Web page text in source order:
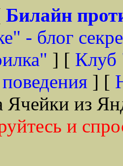
Билайн
- блог
] [ Клуб
] [
из
и